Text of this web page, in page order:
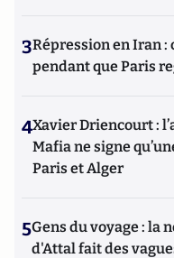
3Répression en Iran :
pendant que Paris
4Xavier Driencourt :
Mafia ne signe
Paris et Alger
5Gens du voyage : la
d'Attal fait des